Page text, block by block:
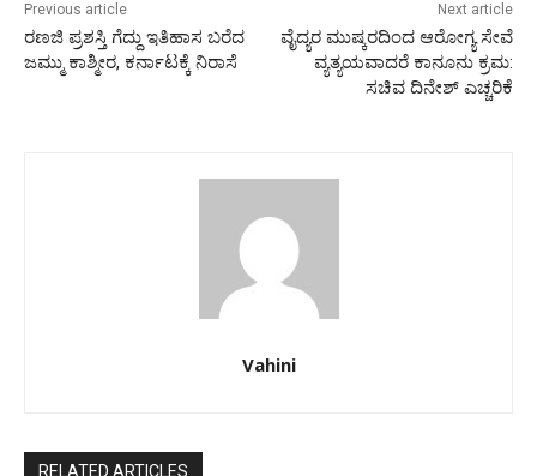
Previous article
ರಣಜಿ ಪ್ರಶಸ್ತಿ ಗೆದ್ದು ಇತಿಹಾಸ ಬರೆದ
ಜಮ್ಮು ಕಾಶ್ಮೀರ, ಕರ್ನಾಟಕ್ಕೆ ನಿರಾಸೆ
Next article
ವೈದ್ಯರ ಮುಷ್ಕರದಿಂದ ಆರೋಗ್ಯ ಸೇವೆ
ವ್ಯತ್ಯಯವಾದರೆ ಕಾನೂನು ಕ್ರಮ:
ಸಚಿವ ದಿನೇಶ್ ಎಚ್ಚರಿಕೆ
Vahini
RELATED ARTICLES